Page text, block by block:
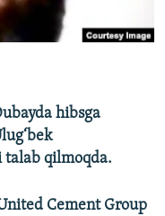
hibsga
talab qilmoqda.
Cement Group